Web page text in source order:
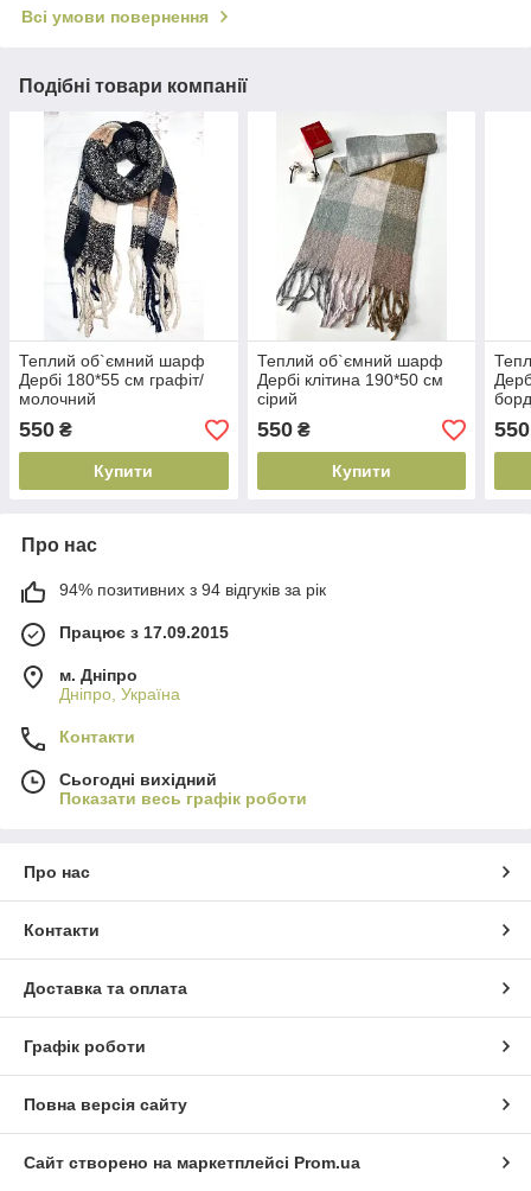
Всі умови повернення
Подібні товари компанії
Теплий об`ємний шарф
Дербі 180*55 см графіт/
молочний
550 ₴
Купити
Теплий об`ємний шарф
Дербі клітина 190*50 см
сірий
550₴
Купити
550
Про нас
94% позитивних з 94 відгуків за рік
Працює з 17.09.2015
м. Дніпро
Дніпро, Україна
Контакти
Сьогодні вихідний
Показати весь графік роботи
Про нас
Контакти
Доставка та оплата
Графік роботи
Повна версія сайту
Сайт створено на маркетплейсі Prom.ua